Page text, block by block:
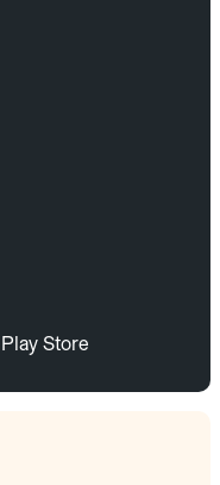
Store